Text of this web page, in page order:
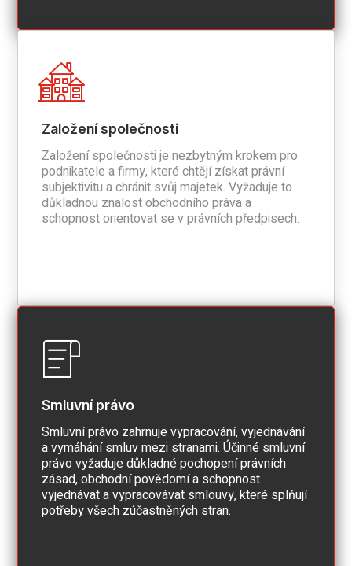
Založení společnosti
Založení společnosti je nezbytným krokem pro
podnikatele a firmy, které chtějí získat právní
subjektivitu a chránit svůj majetek. Vyžaduje to
důkladnou znalost obchodního práva a
schopnost orientovat se v právních předpisech.
Smluvní právo
Smluvní právo zahrnuje vypracování, vyjednávání
a vymáhání smluv mezi stranami. Účinné smluvní
právo vyžaduje důkladné pochopení právních
zásad, obchodní povědomí a schopnost
vyjednávat a vypracovávat smlouvy, které splňují
potřeby všech zúčastněných stran.